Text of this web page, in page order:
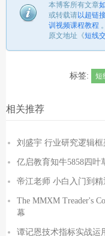
本博客所有文章
或转载请以超链
训视频课程教程 。
原文地址《短线
标签: 短
相关推荐
刘盛宇 行业研究逻辑
亿启教育知牛5858四叶
帝江老师 小白入门到
The MMXM Treader's
幕
谭记恩技术指标实战运